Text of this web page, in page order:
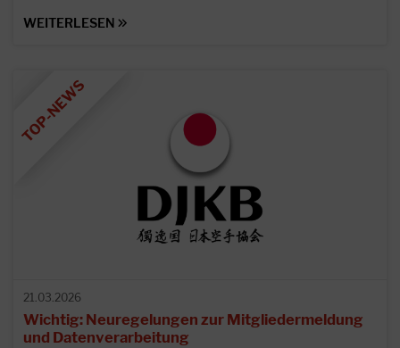
WEITERLESEN
21.03.2026
Wichtig: Neuregelungen zur Mitgliedermeldung
und Datenverarbeitung